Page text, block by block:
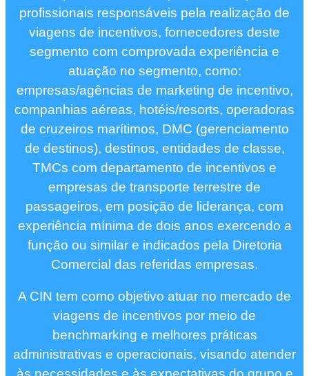
profissionais responsáveis pela realização de
viagens de incentivos, fornecedores deste
segmento com comprovada experiência e
atuação no segmento, como:
empresas/agências de marketing de incentivo,
companhias aéreas, hotéis/resorts, operadoras
de cruzeiros marítimos, DMC (gerenciamento
de destinos), destinos, entidades de classe,
TMCs com departamento de incentivos e
empresas de transporte terrestre de
passageiros, em posição de liderança, com
experiência mínima de dois anos exercendo a
função ou similar e indicados pela Diretoria
Comercial das referidas empresas.
A CIN tem como objetivo atuar no mercado de
viagens de incentivos por meio de
benchmarking e melhores práticas
administrativas e operacionais, visando atender